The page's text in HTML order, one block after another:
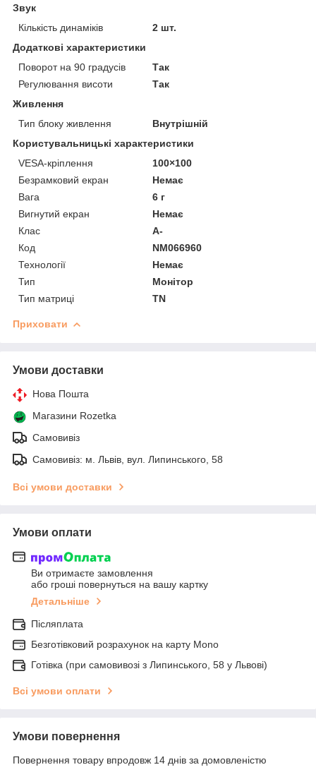
Звук
Кількість динаміків
2 шт.
Додаткові характеристики
Поворот на 90 градусів
Так
Регулювання висоти
Так
Живлення
Тип блоку живлення
Внутрішній
Користувальницькі характеристики
VESA-кріплення
100×100
Безрамковий екран
Немає
Вага
6 г
Вигнутий екран
Немає
Клас
A-
Код
NM066960
Технології
Немає
Тип
Монітор
Тип матриці
TN
Приховати
Умови доставки
Нова Пошта
Магазини Rozetka
Самовивіз
Самовивіз: м. Львів, вул. Липинського, 58
Всі умови доставки
Умови оплати
Ви отримаєте замовлення
або гроші повернуться на вашу картку
Детальніше
Післяплата
Безготівковий розрахунок на карту Mono
Готівка (при самовивозі з Липинського, 58 у Львові)
Всі умови оплати
Умови повернення
Повернення товару впродовж 14 днів за домовленістю